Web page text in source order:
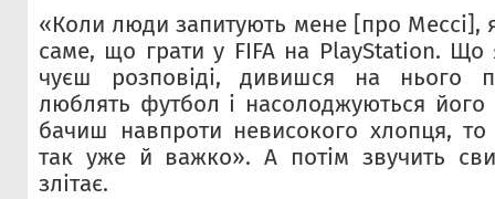
«Коли люди запитують мене [про Мессі],
саме, що грати у FIFA на PlayStation. Що
чуєш розповіді, дивишся на нього
люблять футбол і насолоджуються
бачиш навпроти невисокого хлопця,
так уже й важко». А потім звучить
злітає.